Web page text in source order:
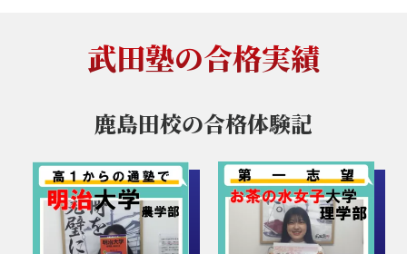
武田塾の合格実績
鹿島田校の合格体験記